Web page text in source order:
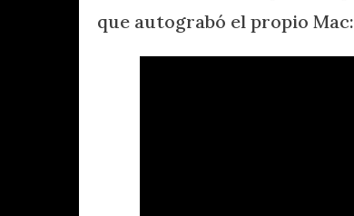
que autograbó el propio Mac: